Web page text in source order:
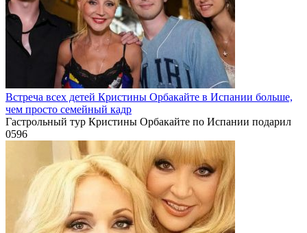
Встреча всех детей Кристины Орбакайте в Испании больше,
чем просто семейный кадр
Гастрольный тур Кристины Орбакайте по Испании подарил
0596